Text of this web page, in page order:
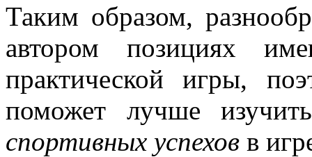
Таким образом,
автором позициях
практической игры,
поможет лучше
спортивных успехов в